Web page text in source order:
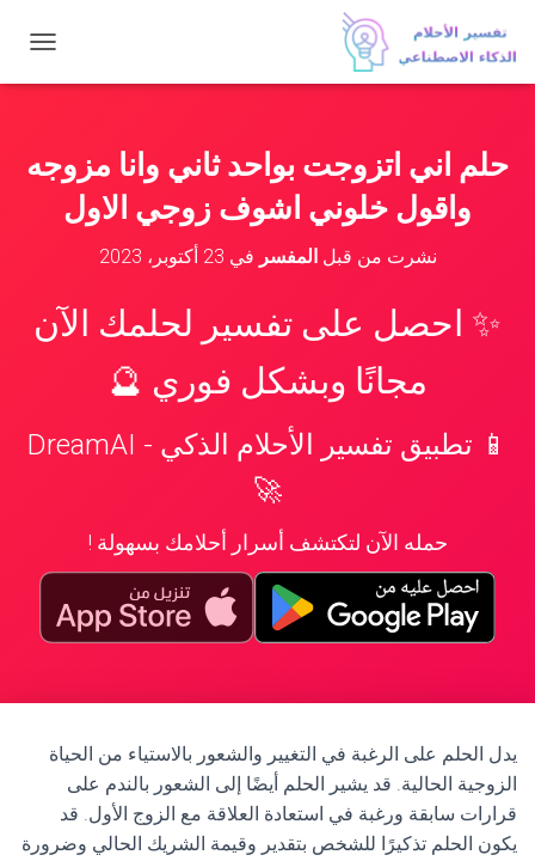
ب
ا
حلم اني اتزوجت بواحد ثاني وانا مزوجه
واقول خلوني اشوف زوجي الاول
نشرت من قبلالمفسر في 23 أكتوبر، 2023
✨ احصل على تفسير لحلمك الآن
مجانًا وبشكل فوري 🔮
📱 تطبيق تفسير الأحلام الذكي - DreamAI
🚀
حمله الآن لتكتشف أسرار أحلامك بسهولة !
يدل الحلم على الرغبة في التغيير والشعور بالاستياء من الحياة
الزوجية الحالية. قد يشير الحلم أيضًا إلى الشعور بالندم على
قرارات سابقة ورغبة في استعادة العلاقة مع الزوج الأول. قد
يكون الحلم تذكيرًا للشخص بتقدير وقيمة الشريك الحالي وضرورة